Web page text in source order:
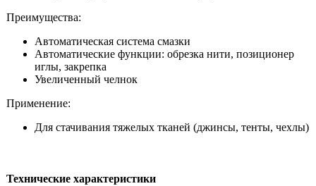
Преимущества:
Автоматическая система смазки
Автоматические функции: обрезка нити, позиционер
иглы, закрепка
Увеличенный челнок
Применение:
Для стачивания тяжелых тканей (джинсы, тенты, чехлы)
Технические характеристики